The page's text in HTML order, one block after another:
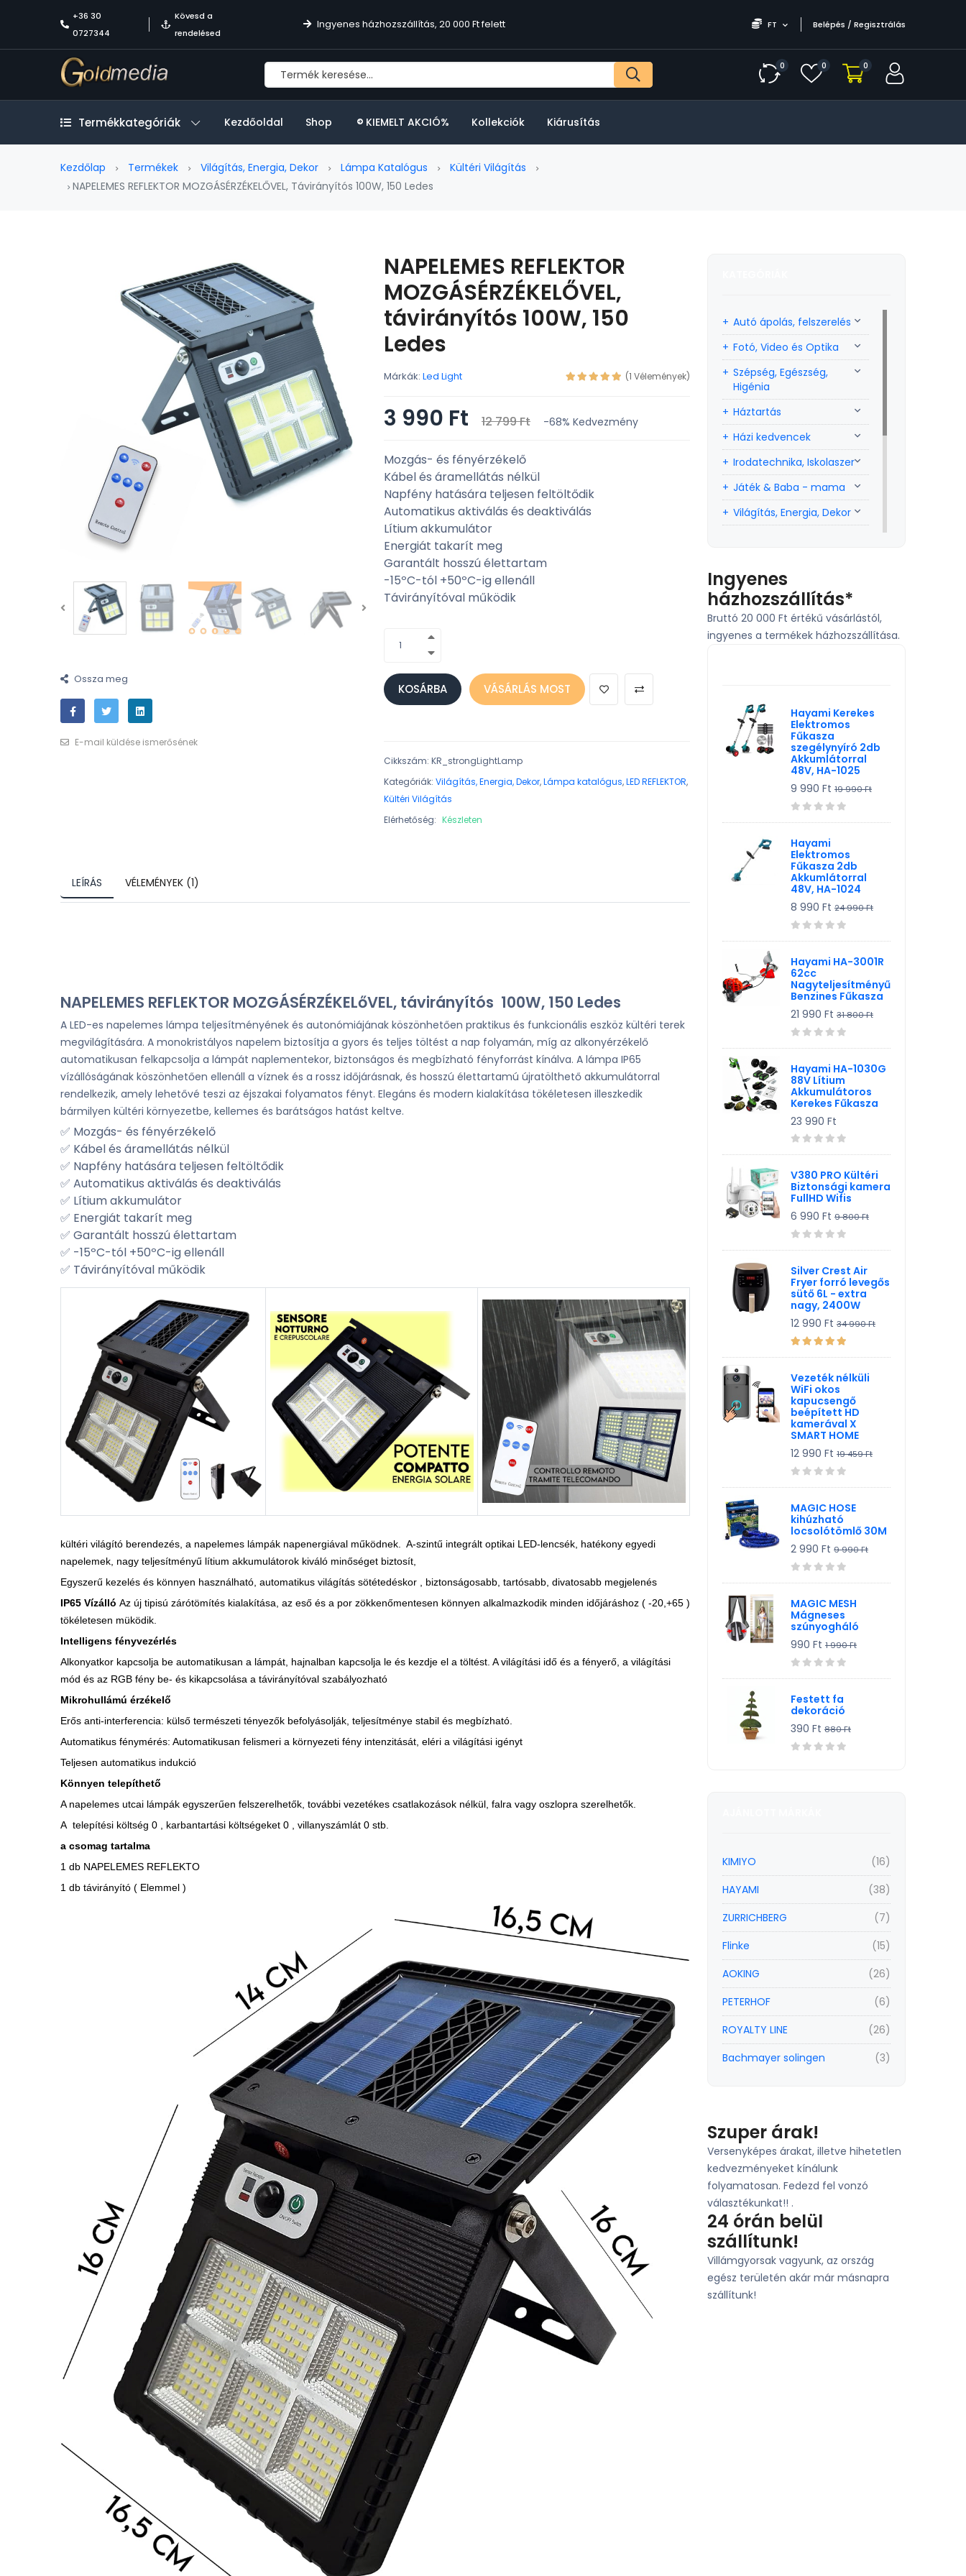
+36 30
0727344
Kövesd a
rendelésed
Ingyenes házhozszállítás, 20 000 Ft felett
FT Belépés / Regisztrálás
0 0 0
Termékkategóriák Kezdőoldal Shop KIEMELT AKCIÓ% Kollekciók Kiárusítás
Kezdőlap Termékek Világítás, Energia, Dekor Lámpa Katalógus
Kültéri Világítás
NAPELEMES REFLEKTOR MOZGÁSÉRZÉKELŐVEL, Távirányítós 100W, 150 Ledes
Ossza meg
E-mail küldése ismerősének
NAPELEMES REFLEKTOR
MOZGÁSÉRZÉKELŐVEL,
távirányítós 100W, 150
Ledes
Márkák: Led Light (1 Vélemények)
3 990 Ft 12 799 Ft -68% Kedvezmény
Mozgás- és fényérzékelő
Kábel és áramellátás nélkül
Napfény hatására teljesen feltöltődik
Automatikus aktiválás és deaktiválás
Lítium akkumulátor
Energiát takarít meg
Garantált hosszú élettartam
-15ºC-tól +50ºC-ig ellenáll
Távirányítóval működik
KOSÁRBA VÁSÁRLÁS MOST
Cikkszám: KR_strongLightLamp
Kategóriák: Világítás, Energia, Dekor,Lámpa katalógus,LED REFLEKTOR,
Kültéri Világítás
Elérhetőség: Készleten
LEÍRÁS VÉLEMÉNYEK (1)
NAPELEMES REFLEKTOR MOZGÁSÉRZÉKELőVEL, távirányítós 100W, 150 Ledes
A LED-es napelemes lámpa teljesítményének és autonómiájának köszönhetően praktikus és funkcionális eszköz kültéri terek
megvilágítására. A monokristályos napelem biztosítja a gyors és teljes töltést a nap folyamán, míg az alkonyérzékelő
automatikusan felkapcsolja a lámpát naplementekor, biztonságos és megbízható fényforrást kínálva. A lámpa IP65
vízállóságának köszönhetően ellenáll a víznek és a rossz időjárásnak, és hosszú élettartamú újratölthető akkumulátorral
rendelkezik, amely lehetővé teszi az éjszakai folyamatos fényt. Elegáns és modern kialakítása tökéletesen illeszkedik
bármilyen kültéri környezetbe, kellemes és barátságos hatást keltve.
✅ Mozgás- és fényérzékelő
✅ Kábel és áramellátás nélkül
✅ Napfény hatására teljesen feltöltődik
✅ Automatikus aktiválás és deaktiválás
✅ Lítium akkumulátor
✅ Energiát takarít meg
✅ Garantált hosszú élettartam
✅ -15ºC-tól +50ºC-ig ellenáll
✅ Távirányítóval működik
kültéri világító berendezés, a napelemes lámpák napenergiával működnek. A-szintű integrált optikai LED-lencsék, hatékony egyedi
napelemek, nagy teljesítményű lítium akkumulátorok kiváló minőséget biztosít,
Egyszerű kezelés és könnyen használható, automatikus világítás sötétedéskor , biztonságosabb, tartósabb, divatosabb megjelenés
IP65 Vízálló Az új tipisú zárótömítés kialakítása, az eső és a por zökkenőmentesen könnyen alkalmazkodik minden időjáráshoz ( -20,+65 )
tökéletesen müködik.
Intelligens fényvezérlés
Alkonyatkor kapcsolja be automatikusan a lámpát, hajnalban kapcsolja le és kezdje el a töltést. A világítási idő és a fényerő, a világítási
mód és az RGB fény be- és kikapcsolása a távirányítóval szabályozható
Mikrohullámú érzékelő
Erős anti-interferencia: külső természeti tényezők befolyásolják, teljesítménye stabil és megbízható.
Automatikus fénymérés: Automatikusan felismeri a környezeti fény intenzitását, eléri a világítási igényt
Teljesen automatikus indukció
Könnyen telepíthető
A napelemes utcai lámpák egyszerűen felszerelhetők, további vezetékes csatlakozások nélkül, falra vagy oszlopra szerelhetők.
A telepítési költség 0 , karbantartási költségeket 0 , villanyszámlát 0 stb.
a csomag tartalma
1 db NAPELEMES REFLEKTO
1 db távirányító ( Elemmel )
Autó ápolás, felszerelés
Fotó, Video és Optika
Szépség, Egészség,
Higénia
Háztartás
Házi kedvencek
Irodatechnika, Iskolaszer
Játék & Baba - mama
Világítás, Energia, Dekor
Szerszám, Barkácsolás
Telefon, Okos eszköz,
Ingyenes
házhozszállítás*
Bruttó 20 000 Ft értékű vásárlástól,
ingyenes a termékek házhozszállítása.
Hayami Kerekes
Elektromos
Fűkasza
szegélynyíró 2db
Akkumlátorral
48V, HA-1025
9 990 Ft 19 990 Ft
Hayami
Elektromos
Fűkasza 2db
Akkumlátorral
48V, HA-1024
8 990 Ft 24 990 Ft
Hayami HA-3001R
62cc
Nagyteljesítményű
Benzines Fűkasza
21 990 Ft 31 800 Ft
Hayami HA-1030G
88V Lítium
Akkumulátoros
Kerekes Fűkasza
23 990 Ft
V380 PRO Kültéri
Biztonsági kamera
FullHD Wifis
6 990 Ft 9 800 Ft
Silver Crest Air
Fryer forró levegős
sütő 6L - extra
nagy, 2400W
12 990 Ft 34 990 Ft
Vezeték nélküli
WiFi okos
kapucsengő
beépített HD
kamerával X
SMART HOME
12 990 Ft 19 459 Ft
MAGIC HOSE
kihúzható
locsolótömlő 30M
2 990 Ft 9 990 Ft
MAGIC MESH
Mágneses
szúnyogháló
990 Ft 1 990 Ft
Festett fa
dekoráció
390 Ft 880 Ft
KIMIYO
(16)
HAYAMI
(38)
ZURRICHBERG
(7)
Flinke
(15)
AOKING
(26)
PETERHOF
(6)
ROYALTY LINE
(26)
Bachmayer solingen
(3)
Szuper árak!
Versenyképes árakat, illetve hihetetlen
kedvezményeket kínálunk
folyamatosan. Fedezd fel vonzó
választékunkat!! .
24 órán belül
szállítunk!
Villámgyorsak vagyunk, az ország
egész területén akár már másnapra
szállítunk!